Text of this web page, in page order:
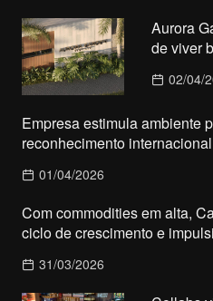
Aurora
de viver
02/04/
Empresa estimula ambiente
reconhecimento internacional
01/04/2026
Com commodities em alta,
ciclo de crescimento e
31/03/2026